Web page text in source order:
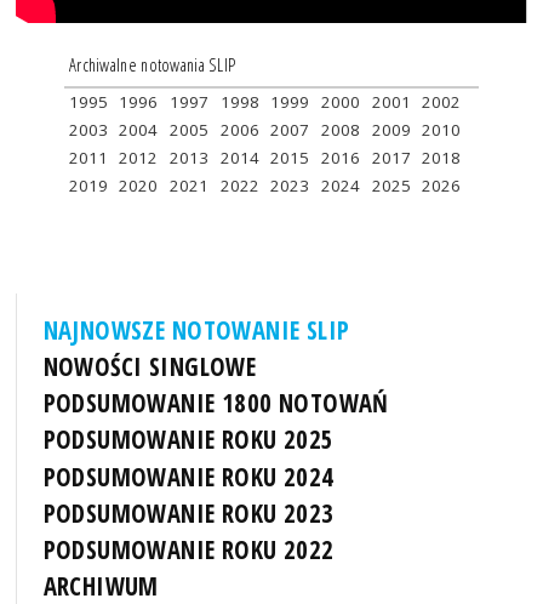
Archiwalne notowania SLIP
1995 1996 1997 1998 1999 2000 2001
2002
2003 2004 2005 2006 2007 2008 2009 2010
2011
2012 2013 2014 2015 2016 2017 2018
2019 2020 2021 2022 2023 2024 2025 2026
NAJNOWSZE NOTOWANIE SLIP
NOWOŚCI SINGLOWE
PODSUMOWANIE 1800 NOTOWAŃ
PODSUMOWANIE ROKU 2025
PODSUMOWANIE ROKU 2024
PODSUMOWANIE ROKU 2023
PODSUMOWANIE ROKU 2022
ARCHIWUM